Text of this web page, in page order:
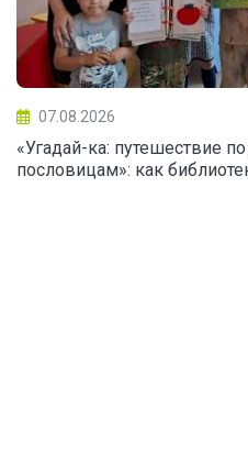
07.08.2026
«Угадай-ка: путешествие
пословицам»: как